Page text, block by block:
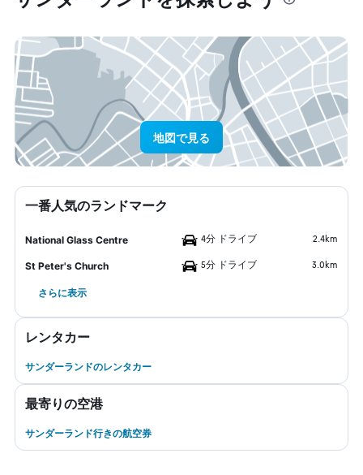
地図で見る
一番人気のランドマーク
National Glass Centre 4分 ドライブ 2.4km
St Peter's Church 5分 ドライブ 3.0km
さらに表示
レンタカー
サンダーランドのレンタカー
最寄りの空港
サンダーランド行きの航空券